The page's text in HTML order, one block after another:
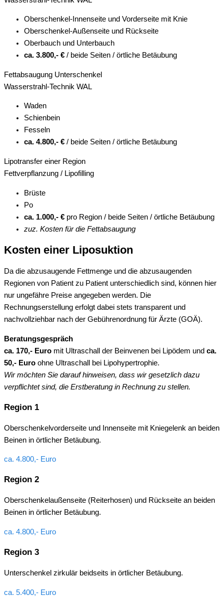
Oberschenkel-Innenseite und Vorderseite mit Knie
Oberschenkel-Außenseite und Rückseite
Oberbauch und Unterbauch
ca. 3.800,- € / beide Seiten / örtliche Betäubung
Fettabsaugung Unterschenkel
Wasserstrahl-Technik WAL
Waden
Schienbein
Fesseln
ca. 4.800,- € / beide Seiten / örtliche Betäubung
Lipotransfer einer Region
Fettverpflanzung / Lipofilling
Brüste
Po
ca. 1.000,- € pro Region / beide Seiten / örtliche Betäubung
zuz. Kosten für die Fettabsaugung
Kosten einer Liposuktion
Da die abzusaugende Fettmenge und die abzusaugenden
Regionen von Patient zu Patient unterschiedlich sind, können hier
nur ungefähre Preise angegeben werden. Die
Rechnungserstellung erfolgt dabei stets transparent und
nachvollziehbar nach der Gebührenordnung für Ärzte (GOÄ).
Beratungsgespräch
ca. 170,- Euro mit Ultraschall der Beinvenen bei Lipödem und ca.
50,- Euro ohne Ultraschall bei Lipohypertrophie.
Wir möchten Sie darauf hinweisen, dass wir gesetzlich dazu
verpflichtet sind, die Erstberatung in Rechnung zu stellen.
Region 1
Oberschenkelvorderseite und Innenseite mit Kniegelenk an beiden
Beinen in örtlicher Betäubung.
ca. 4.800,- Euro
Region 2
Oberschenkelaußenseite (Reiterhosen) und Rückseite an beiden
Beinen in örtlicher Betäubung.
ca. 4.800,- Euro
Region 3
Unterschenkel zirkulär beidseits in örtlicher Betäubung.
ca. 5.400,- Euro